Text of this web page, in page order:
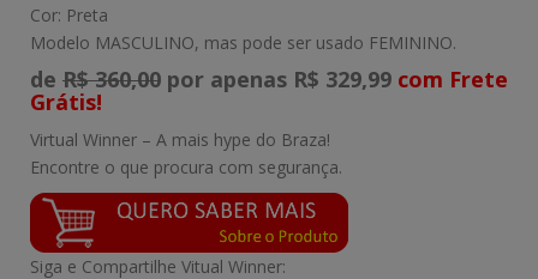
Cor: Preta
Modelo MASCULINO, mas pode ser usado FEMININO.
de R$ 360,00 por apenas R$ 329,99 com Frete
Grátis!
Virtual Winner – A mais hype do Braza!
Encontre o que procura com segurança.
Siga e Compartilhe Vitual Winner: